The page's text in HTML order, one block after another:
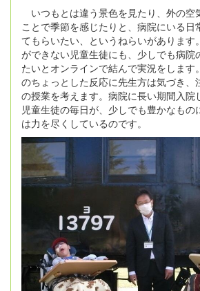
いつもとは違う景色を見たり、外の空
ことで季節を感じたりと、病院にいる日
てもらいたい、というねらいがあります
ができない児童生徒にも、少しでも病院
たいとオンラインで結んで実況をします
のちょっとした反応に先生方は気づき、
の授業を考えます。病院に長い期間入院
児童生徒の毎日が、少しでも豊かなもの
は力を尽くしているのです。